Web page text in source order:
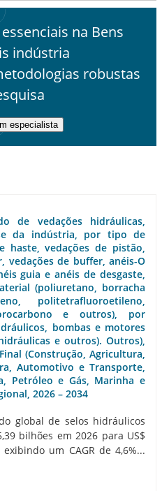
na Bens
indústria
robustas
especialista
de vedações hidráulicas,
da indústria, por tipo de
haste, vedações de pistão,
vedações de buffer, anéis-O
guia e anéis de desgaste,
(poliuretano, borracha
politetrafluoroetileno,
e outros), por
bombas e motores
e outros). Outros),
(Construção, Agricultura,
Automotivo e Transporte,
Petróleo e Gás, Marinha e
2026 – 2034
global de selos hidráulicos
bilhões em 2026 para US$
um CAGR de 4,6%...